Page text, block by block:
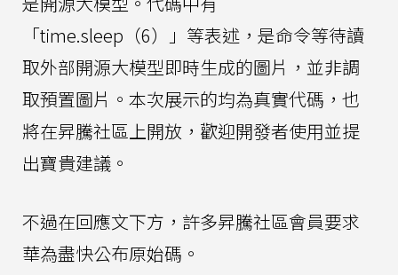
「time.sleep（6）」等表述，是命令等待讀
取外部開源大模型即時生成的圖片，並非調
取預置圖片。本次展示的均為真實代碼，也
將在昇騰社區上開放，歡迎開發者使用並提
出寶貴建議。
不過在回應文下方，許多昇騰社區會員要求
華為盡快公布原始碼。